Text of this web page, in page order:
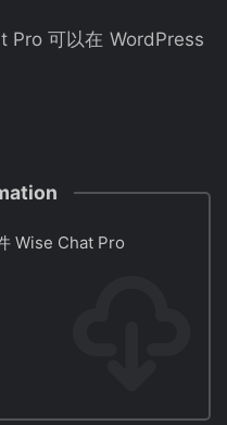
Pro 可以在 WordPress
Wise Chat Pro